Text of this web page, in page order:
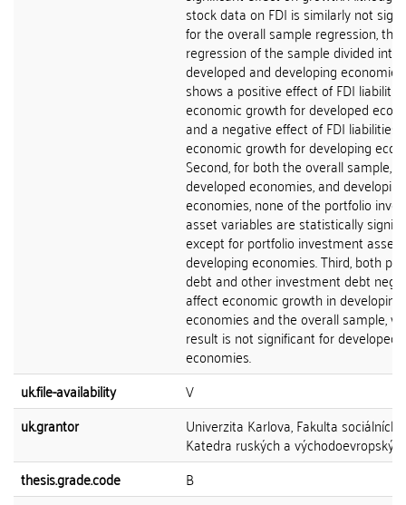
stock data on FDI is similarly not
for the overall sample regression, the
regression of the sample divided into
developed and developing economies
shows a positive effect of FDI
economic growth for developed
and a negative effect of FDI liabilities
economic growth for developing
Second, for both the overall sample,
developed economies, and developing
economies, none of the portfolio
asset variables are statistically
except for portfolio investment
developing economies. Third, both
debt and other investment debt
affect economic growth in developing
economies and the overall sample,
result is not significant for developed
economies.
uk.file-availability
V
uk.grantor
Univerzita Karlova, Fakulta sociálních
Katedra ruských a
thesis.grade.code
B